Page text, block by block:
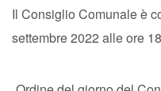
Il Consiglio Comunale è
settembre 2022 alle ore